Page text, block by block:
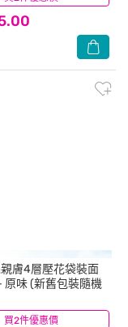
買2件優惠價
膚4層壓花袋裝面
原味 (新舊包裝隨機
(127)